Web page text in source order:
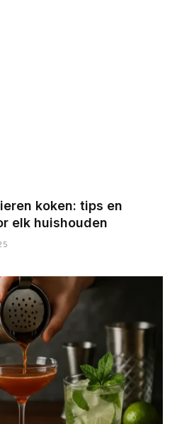
koken: tips en
elk huishouden